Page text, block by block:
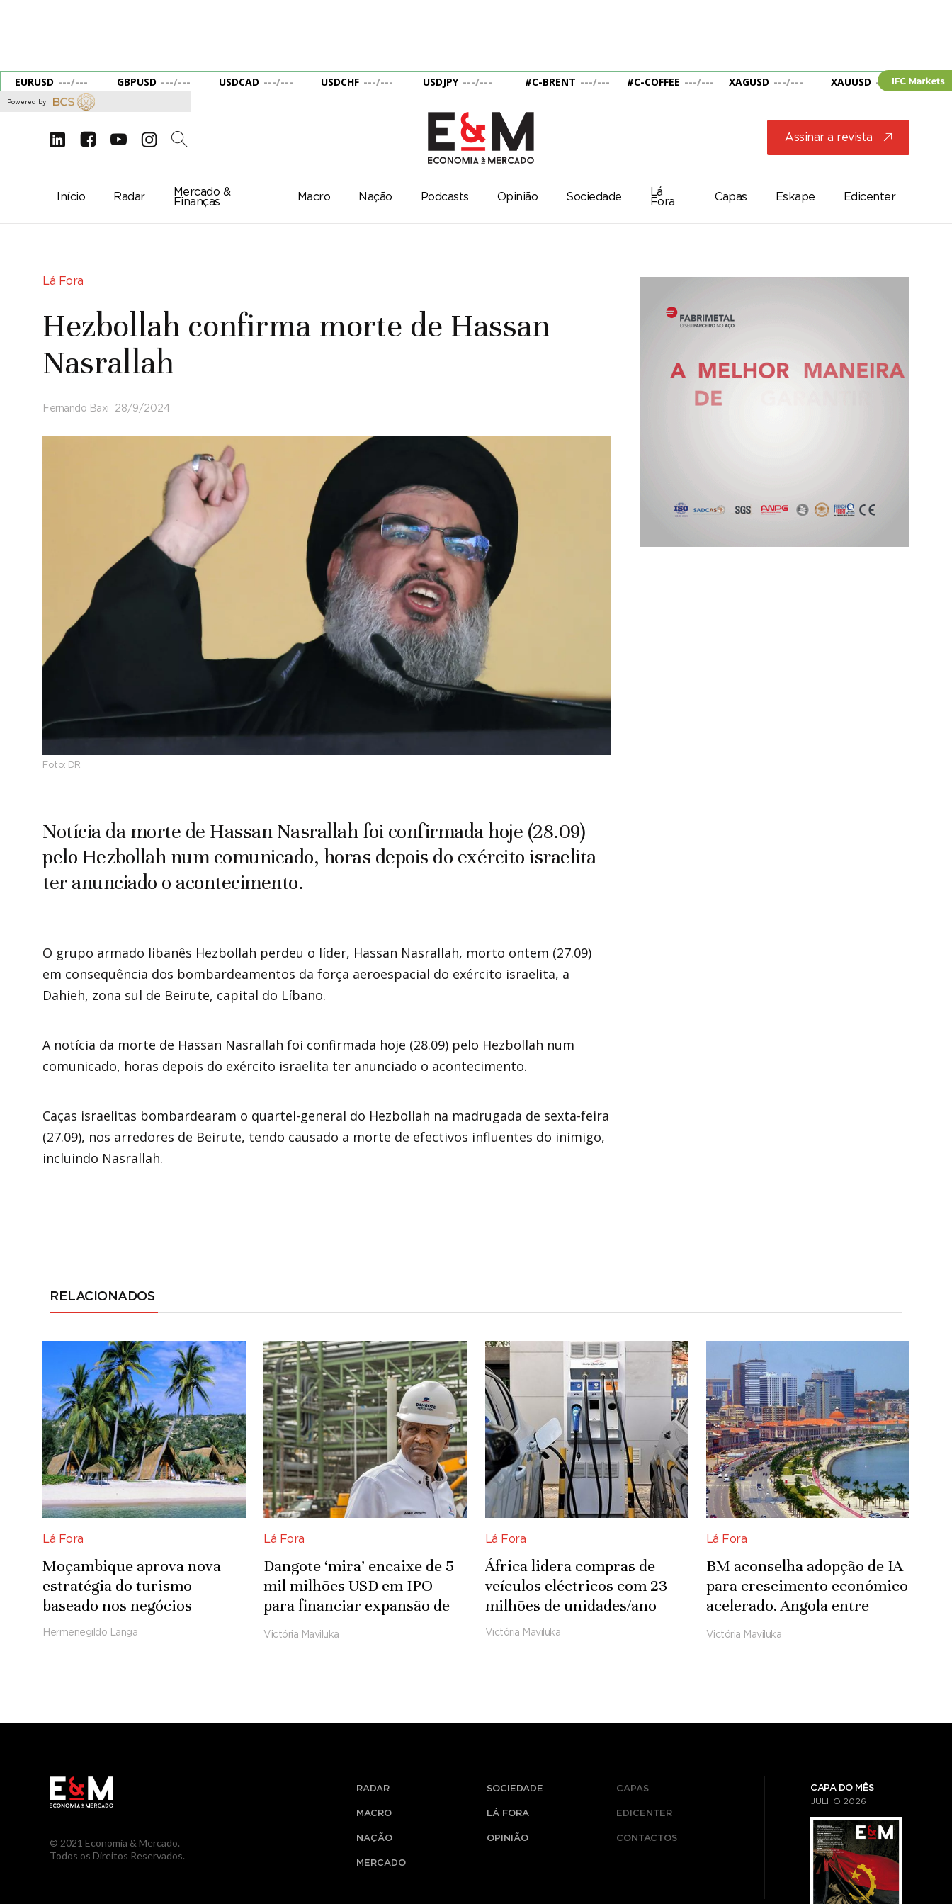
EURUSD ---/--- GBPUSD ---/--- USDCAD ---/--- USDCHF ---/--- USDJPY ---/--- #C-BRENT ---/--- #C-COFFEE ---/--- XAGUSD ---/--- XAUUSD --- ---
Powered by
d e g c 2 Assinar a revista j
Início Radar
Mercado &
Finanças
Macro Nação Podcasts Opinião Sociedade
Lá
Fora
Capas Eskape Edicenter
Lá Fora
Hezbollah confirma morte de Hassan
Nasrallah
Fernando Baxi 28/9/2024
Foto: DR
Notícia da morte de Hassan Nasrallah foi confirmada hoje (28.09)
pelo Hezbollah num comunicado, horas depois do exército israelita
ter anunciado o acontecimento.
O grupo armado libanês Hezbollah perdeu o líder, Hassan Nasrallah, morto ontem (27.09)
em consequência dos bombardeamentos da força aeroespacial do exército israelita, a
Dahieh, zona sul de Beirute, capital do Líbano.
A notícia da morte de Hassan Nasrallah foi confirmada hoje (28.09) pelo Hezbollah num
comunicado, horas depois do exército israelita ter anunciado o acontecimento.
Caças israelitas bombardearam o quartel-general do Hezbollah na madrugada de sexta-feira
(27.09), nos arredores de Beirute, tendo causado a morte de efectivos influentes do inimigo,
incluindo Nasrallah.
RELACIONADOS
Lá Fora
Moçambique aprova nova
estratégia do turismo
baseado nos negócios
Hermenegildo Langa
Lá Fora
Dangote ‘mira’ encaixe de 5
mil milhões USD em IPO
para financiar expansão de
refinaria
Victória Maviluka
Lá Fora
África lidera compras de
veículos eléctricos com 23
milhões de unidades/ano
Victória Maviluka
Lá Fora
BM aconselha adopção de IA
para crescimento económico
acelerado. Angola entre
países com pior desempenho
Victória Maviluka
© 2021 Economia & Mercado.
Todos os Direitos Reservados.
RADAR
MACRO
NAÇÃO
MERCADO
SOCIEDADE
LÁ FORA
OPINIÃO
CAPAS
EDICENTER
CONTACTOS
CAPA DO MÊS
JULHO 2026